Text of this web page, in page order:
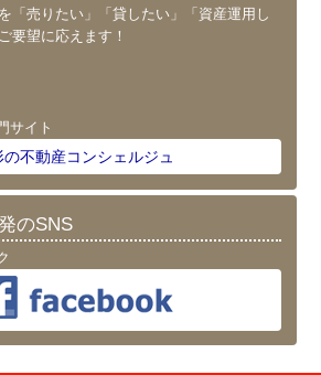
「売りたい」「貸したい」「資産運用し
要望に応えます！
サイト
の不動産コンシェルジュ
のSNS